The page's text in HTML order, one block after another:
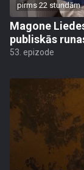
pirms 22 stundām
Magone
publiskās
53. epizode